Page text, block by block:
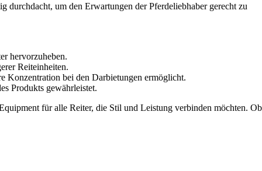
um den Erwartungen der Pferdeliebhaber gerecht zu
hervorzuheben.
Reiteinheiten.
Konzentration bei den Darbietungen ermöglicht.
Produkts gewährleistet.
für alle Reiter, die Stil und Leistung verbinden möchten. Ob